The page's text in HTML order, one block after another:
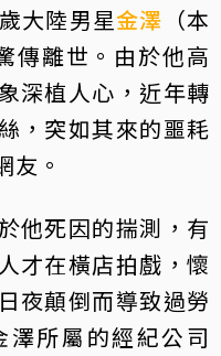
大陸男星金澤 （本
傳離世。由於他高
深植人心，近年轉
，突如其來的噩耗
友。
他死因的揣測，有
才在橫店拍戲，懷
夜顛倒而導致過勞
所屬的經紀公司